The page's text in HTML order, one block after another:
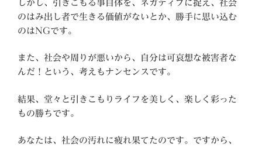
しかし、引きこもる事自体を、ネガティブに捉え、社会
のはみ出し者で生きる価値がないとか、勝手に思い込む
のはNGです。
また、社会や周りが悪いから、自分は可哀想な被害者な
んだ！という、考えもナンセンスです。
結果、堂々と引きこもりライフを美しく、楽しく彩った
もの勝ちです。
あなたは、社会の汚れに疲れ果てたのです。ですから、